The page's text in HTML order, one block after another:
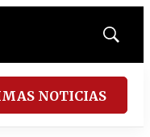
Mostrar
NOTICIAS